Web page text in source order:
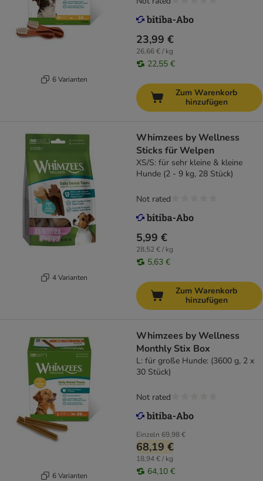
6 Varianten
23,99 €
26,66 € / kg
22,55 €
Zum Warenkorb
hinzufügen
4 Varianten
Whimzees by Wellness
Sticks für Welpen
XS/S: für sehr kleine & kleine
Hunde (2 - 9 kg, 28 Stück)
5,99 €
28,52 € / kg
5,63 €
Not rated
Zum Warenkorb
hinzufügen
6 Varianten
Whimzees by Wellness
Monthly Stix Box
L: für große Hunde: (3600 g, 2 x
30 Stück)
Einzeln 69,98 €
68,19 €
18,94 € / kg
64,10 €
Not rated